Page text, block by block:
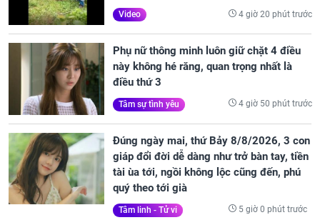
Video 4 giờ 20 phút trước
Phụ nữ thông minh luôn giữ chặt 4 điều
này không hé răng, quan trọng nhất là
điều thứ 3
Tâm sự tình yêu 4 giờ 50 phút trước
Đúng ngày mai, thứ Bảy 8/8/2026, 3 con
giáp đổi đời dễ dàng như trở bàn tay, tiền
tài ùa tới, ngồi không lộc cũng đến, phú
quý theo tới già
Tâm linh - Tử vi 5 giờ 0 phút trước